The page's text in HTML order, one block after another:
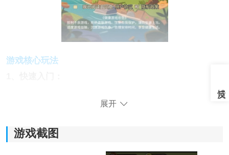
游戏核心玩法
在本页面完成派派小屋下载安装后，使用微信一键登
备。
展开
游戏截图